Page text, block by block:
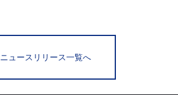
ニュースリリース一覧へ